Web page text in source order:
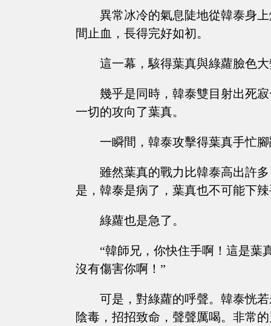
異常冰冷的氣息陡地從韓泰身
間止血，長得完好如初。
這一幕，駭得葉真與綠蘿臉色
幾乎是同時，韓泰雙目射出死
一切的攻向了葉真。
一瞬間，韓泰攻擊得葉真手忙
雖然葉真的戰力比韓泰高出許
是，韓泰是病了，葉真也不可能下
綠蘿也是急了。
“韓師兄，你快住手啊！這是葉
沒有傷害你啊！”
可是，對綠蘿的呼聲。韓泰恍
陰毒，招招致命，聲聲厲喝。非常